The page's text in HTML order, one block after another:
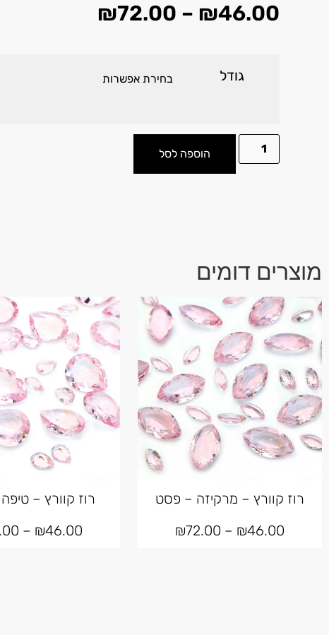
₪46.00
–
₪72.00
גודל
הוספה לסל
מוצרים דומים
רוז קוורץ – מרקיזה – פסט
₪46.00
–
₪72.00
רוז קוורץ –
₪46.00
–